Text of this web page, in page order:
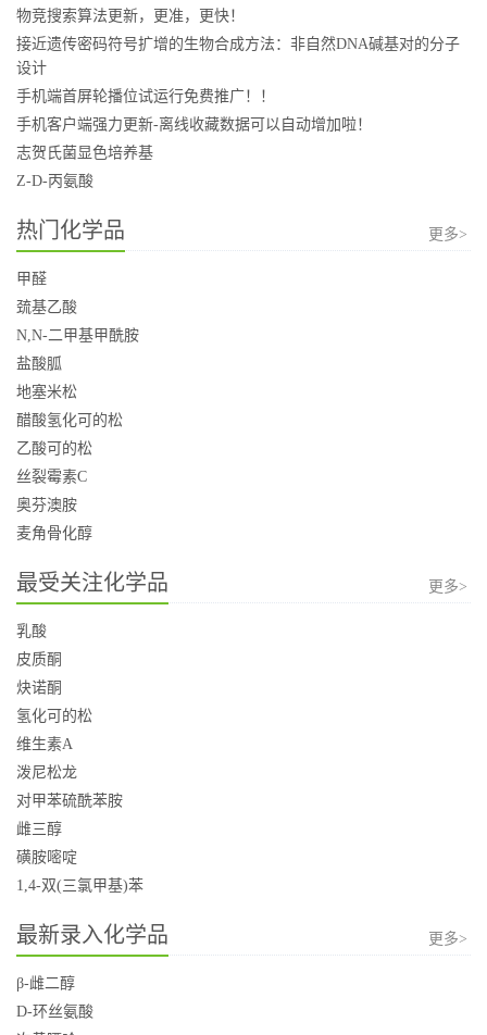
物竞搜索算法更新，更准，更快！
接近遗传密码符号扩增的生物合成方法：非自然DNA碱基对的分子
设计
手机端首屏轮播位试运行免费推广！！
手机客户端强力更新-离线收藏数据可以自动增加啦！
志贺氏菌显色培养基
Z-D-丙氨酸
热门化学品 更多>
甲醛
巯基乙酸
N,N-二甲基甲酰胺
盐酸胍
地塞米松
醋酸氢化可的松
乙酸可的松
丝裂霉素C
奥芬澳胺
麦角骨化醇
最受关注化学品 更多>
乳酸
皮质酮
炔诺酮
氢化可的松
维生素A
泼尼松龙
对甲苯硫酰苯胺
雌三醇
磺胺嘧啶
1,4-双(三氯甲基)苯
最新录入化学品 更多>
β-雌二醇
D-环丝氨酸